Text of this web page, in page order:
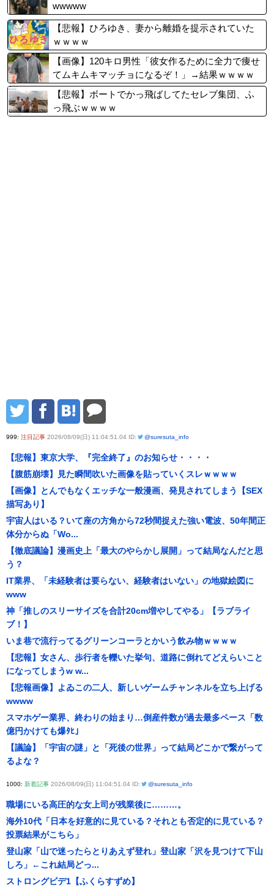
wwwww
【悲報】ひろゆき、妻から離婚を提示されていた
ｗｗｗｗ
【画像】120キロ男性「彼女作るために全力で痩せ
てムキムキマッチョになるぞ！」→結果ｗｗｗｗ
【悲報】ボートでかっ飛ばしてたセレブ集団、ふ
っ飛ぶｗｗｗｗ
999: 注目記事 2026/08/09(日) 11:04:51.04 ID: @suresuta_info
【悲報】東京大学、『完全終了』のお知らせ・・・・
【腹筋崩壊】見た瞬間吹いた画像を貼っていくスレｗｗｗｗ
【画像】とんでもなくエッチな一般漫画、発見されてしまう【SEX
描写あり】
宇宙人はいる？いて座の方角から72秒間捉えた強い電波、50年間正
体分からぬ「Wo...
【徹底議論】漫画史上「最大のやらかし展開」って結局なんだと思
う？
IT業界、「未経験者は要らない、経験者はいない」の地獄絵図に
www
神「推しのスリーサイズを合計20cm増やしてやる」【ラブライ
ブ！】
いま巷で流行ってるグリーンコーラとかいう飲み物ｗｗｗｗ
【悲報】女さん、歩行者を轢いた挙句、道路に倒れてどえらいこと
になってしまうw w...
【悲報画像】よゐこの二人、新しいゲームチャンネルを立ち上げる
wwww
スマホゲー業界、終わりの始まり…倒産件数が過去最多ペース「数
億円かけても爆ﾀﾋ」
【議論】「宇宙の謎」と「死後の世界」って結局どこかで繋がって
るよな？
1000: 新着記事 2026/08/09(日) 11:04:51.04 ID: @suresuta_info
職場にいる高圧的な女上司が残業後に………。
海外10代「日本を好意的に見ている？それとも否定的に見ている？
投票結果がこちら」
登山家「山で迷ったらとりあえず登れ」登山家「沢を見つけて下山
しろ」←これ結局どっ...
ストロングビデ1【ふくらすずめ】